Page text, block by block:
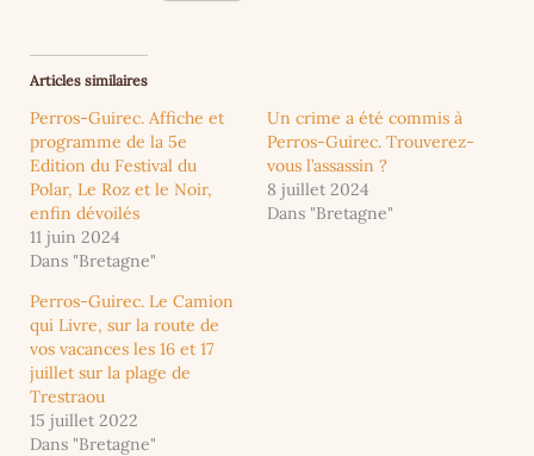
Articles similaires
Perros-Guirec. Affiche et
programme de la 5e
Edition du Festival du
Polar, Le Roz et le Noir,
enfin dévoilés
11 juin 2024
Dans "Bretagne"
Un crime a été commis à
Perros-Guirec. Trouverez-
vous l’assassin ?
8 juillet 2024
Dans "Bretagne"
Perros-Guirec. Le Camion
qui Livre, sur la route de
vos vacances les 16 et 17
juillet sur la plage de
Trestraou
15 juillet 2022
Dans "Bretagne"